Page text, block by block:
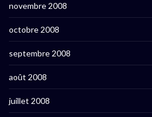
novembre 2008
octobre 2008
septembre 2008
août 2008
juillet 2008